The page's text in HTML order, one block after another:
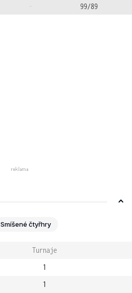
- 99/89
Smíšené čtyřhry
Turnaje
1
1